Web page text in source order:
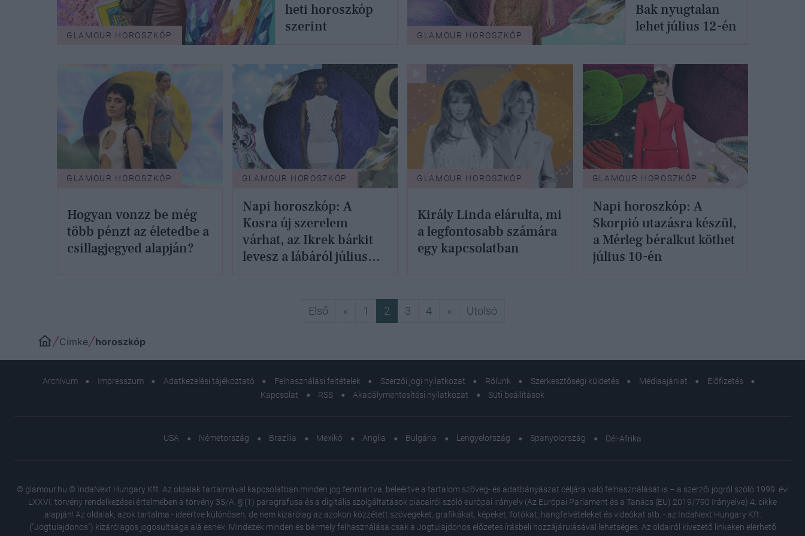
GLAMOUR HOROSZKÓP
heti horoszkóp
szerint
GLAMOUR HOROSZKÓP
Bak nyugtalan
lehet július 12-én
GLAMOUR HOROSZKÓP
Hogyan vonzz be még
több pénzt az életedbe a
csillagjegyed alapján?
GLAMOUR HOROSZKÓP
Napi horoszkóp: A
Kosra új szerelem
várhat, az Ikrek bárkit
levesz a lábáról július
GLAMOUR HOROSZKÓP
Király Linda elárulta, mi
a legfontosabb számára
egy kapcsolatban
GLAMOUR HOROSZKÓP
Napi horoszkóp: A
Skorpió utazásra készül,
a Mérleg béralkut köthet
július 10-én
ElsőElső
«Előző1 2 3 4 »Következő
UtolsóUtolsó
Címke horoszkóp
Archívum Impresszum Adatkezelési tájékoztató Felhasználási feltételek Szerzői jogi nyilatkozat Rólunk Szerkesztőségi küldetés Médiaajánlat
Előfizetés
Kapcsolat
RSS Akadálymentesítési nyilatkozat Süti beállítások
USA Németország Brazília Mexikó Anglia Bulgária Lengyelország Spanyolország Dél-Afrika
© glamour.hu © IndaNext Hungary Kft. Az oldalak tartalmával kapcsolatban minden jog fenntartva, beleértve a tartalom szöveg- és adatbányászat céljára való felhasználását is – a szerzői jogról szóló 1999. évi
LXXVI. törvény rendelkezései értelmében a törvény 35/A. § (1) paragrafusa és a digitális szolgáltatások piacairól szóló európai irányelv (Az Európai Parlament és a Tanács (EU) 2019/790 Irányelve) 4. cikke
alapján! Az oldalak, azok tartalma - ideértve különösen, de nem kizárólag az azokon közzétett szövegeket, grafikákat, képeket, fotókat, hangfelvételeket és videókat stb. - az IndaNext Hungary Kft.
("Jogtulajdonos") kizárólagos jogosultsága alá esnek. Mindezek minden és bármely felhasználása csak a Jogtulajdonos előzetes írásbeli hozzájárulásával lehetséges. Az oldalról kivezető linkeken elérhető